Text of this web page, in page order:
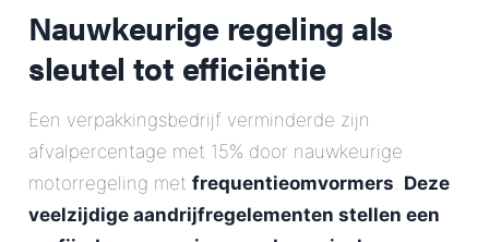
Nauwkeurige regeling als
sleutel tot efficiëntie
Een verpakkingsbedrijf verminderde zijn
afvalpercentage met 15% door nauwkeurige
motorregeling met frequentieomvormers. Deze
veelzijdige aandrijfregelementen stellen een